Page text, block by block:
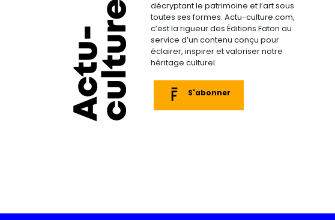
décryptant le patrimoine et l’art sous
toutes ses formes. Actu-culture.com,
c’est la rigueur des Éditions Faton au
service d’un contenu conçu pour
éclairer, inspirer et valoriser notre
héritage culturel.
S'abonner